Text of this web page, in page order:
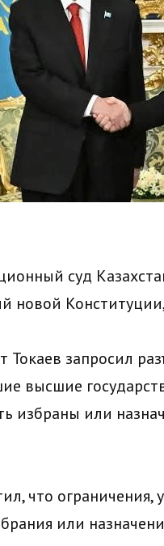
суд
новой
Токаев запросил
высшие
избраны или
что ограничения,
или